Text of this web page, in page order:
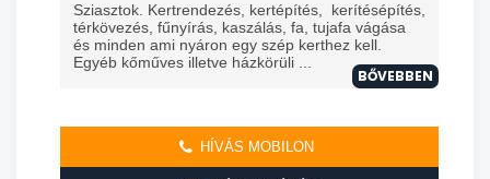
Sziasztok. Kertrendezés, kertépítés, kerítésépítés,
térkövezés, fűnyírás, kaszálás, fa, tujafa vágása
és minden ami nyáron egy szép kerthez kell.
Egyéb kőműves illetve házkörüli ...
BŐVEBBEN
HÍVÁS MOBILON